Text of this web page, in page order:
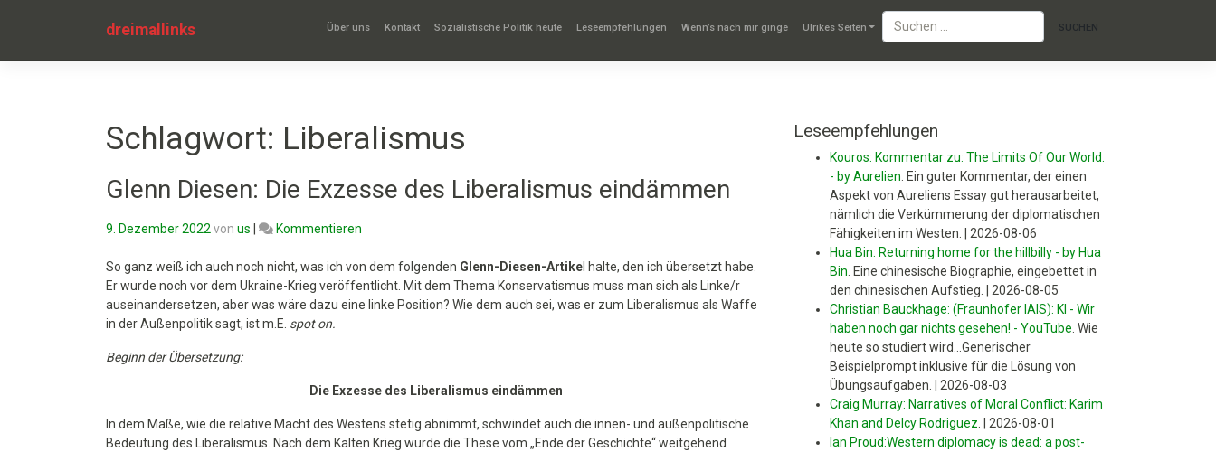
dreimallinks Über uns Kontakt Sozialistische Politik heute Leseempfehlungen Wenn’s nach mir ginge Ulrikes Seiten
Schlagwort: Liberalismus
Glenn Diesen: Die Exzesse des Liberalismus eindämmen
9. Dezember 2022 von us Kommentieren
Diesen:
Die
Exzesse
So ganz weiß ich auch noch nicht, was ich von dem folgenden Glenn-Diesen-Artike l halte, den ich übersetzt habe.
Er wurde noch vor dem Ukraine-Krieg veröffentlicht. Mit dem Thema Konservatismus muss man sich als Linke/r
auseinandersetzen, aber was wäre dazu eine linke Position? Wie dem auch sei, was er zum Liberalismus als Waffe
in der Außenpolitik sagt, ist m.E. spot on.
Beginn der Übersetzung:
Die Exzesse des Liberalismus eindämmen
In dem Maße, wie die relative Macht des Westens stetig abnimmt, schwindet auch die innen- und außenpolitische
Bedeutung des Liberalismus. Nach dem Kalten Krieg wurde die These vom „Ende der Geschichte“ weitgehend
Leseempfehlungen
Kouros: Kommentar zu: The Limits Of Our World.
- by Aurelien Ein guter Kommentar, der einen
Aspekt von Aureliens Essay gut herausarbeitet,
nämlich die Verkümmerung der diplomatischen
Fähigkeiten im Westen.
2026-08-06
Hua Bin: Returning home for the hillbilly - by Hua
Bin Eine chinesische Biographie, eingebettet in
den chinesischen Aufstieg.
2026-08-05
Christian Bauckhage: (Fraunhofer IAIS): KI - Wir
haben noch gar nichts gesehen! - YouTube Wie
heute so studiert wird...Generischer
Beispielprompt inklusive für die Lösung von
Übungsaufgaben.
2026-08-03
Craig Murray: Narratives of Moral Conflict: Karim
Khan and Delcy Rodriguez
2026-08-01
Ian Proud:Western diplomacy is dead: a post-